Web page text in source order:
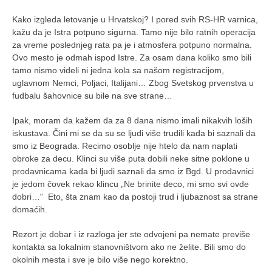
temashiwari
kobudo
nunchaku
bo
sai
timbei rochin
tsunami dojo
program
galerija kluba
članarina
Kako izgleda letovanje u Hrvatskoj? I pored svih RS-HR varnica,
kažu da je Istra potpuno sigurna. Tamo nije bilo ratnih operacija
za vreme poslednjeg rata pa je i atmosfera potpuno normalna.
Ovo mesto je odmah ispod Istre. Za osam dana koliko smo bili
tamo nismo videli ni jedna kola sa našom registracijom,
uglavnom Nemci, Poljaci, Italijani… Zbog Svetskog prvenstva u
fudbalu šahovnice su bile na sve strane…
Ipak, moram da kažem da za 8 dana nismo imali nikakvih loših
iskustava. Čini mi se da su se ljudi više trudili kada bi saznali da
smo iz Beograda. Recimo osoblje nije htelo da nam naplati
obroke za decu. Klinci su više puta dobili neke sitne poklone u
prodavnicama kada bi ljudi saznali da smo iz Bgd. U prodavnici
je jedom čovek rekao klincu „Ne brinite deco, mi smo svi ovde
dobri…“ Eto, šta znam kao da postoji trud i ljubaznost sa strane
domaćih.
Rezort je dobar i iz razloga jer ste odvojeni pa nemate previše
kontakta sa lokalnim stanovništvom ako ne želite. Bili smo do
okolnih mesta i sve je bilo više nego korektno.